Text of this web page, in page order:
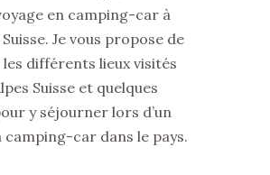
en camping-car à
Je vous propose de
différents lieux visités
Suisse et quelques
y séjourner lors d’un
camping-car dans le pays.